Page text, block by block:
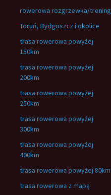
rowerowa rozgrzewka/trening
Toruń, Bydgoszcz i okolice
trasa rowerowa powyżej
150km
trasa rowerowa powyżej
200km
trasa rowerowa powyżej
250km
trasa rowerowa powyżej
300km
trasa rowerowa powyżej
400km
trasa rowerowa powyżej 80km
trasa rowerowa z mapą